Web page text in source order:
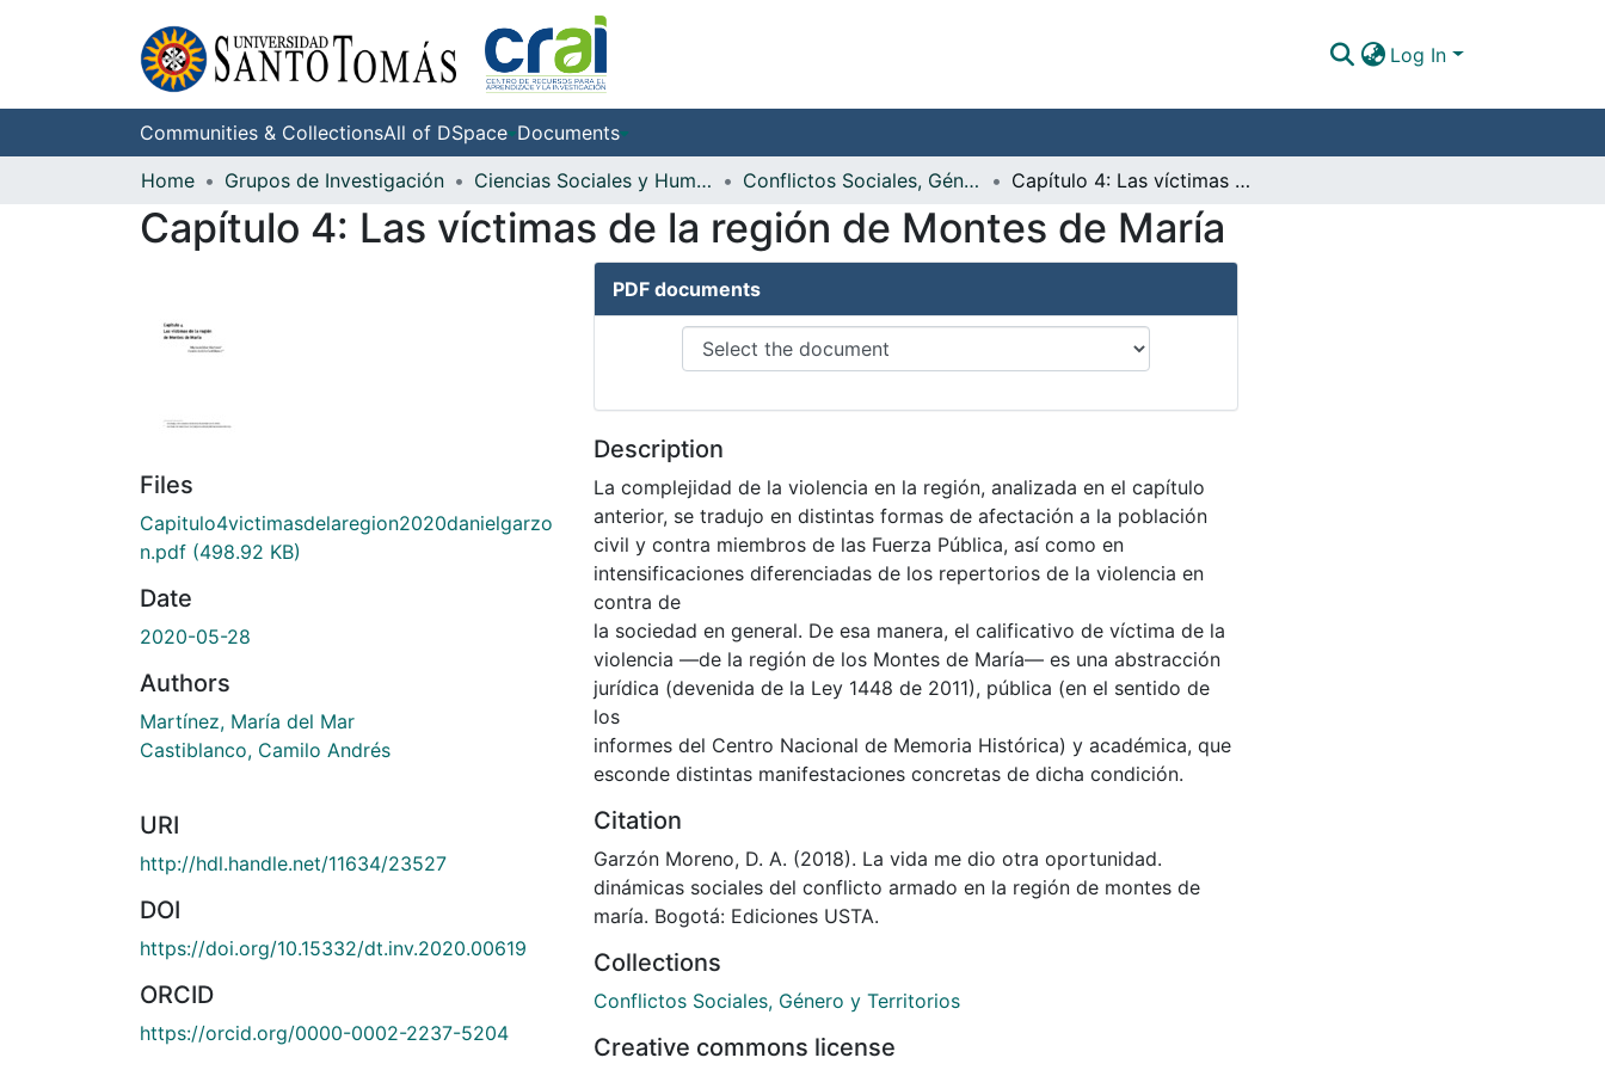
Log In
Communities & CollectionsAll of DSpace Documents
Home
Grupos de Investigación Ciencias Sociales y Humanidades Conflictos Sociales, Género y Territorios Capítulo 4: Las víctimas de la región de Montes de María
Capítulo 4: Las víctimas de la región de Montes de María
Files
Capitulo4victimasdelaregion2020danielgarzo
n.pdf (498.92 KB)
Date
2020-05-28
Authors
Martínez, María del Mar
Castiblanco, Camilo Andrés
URI
http://hdl.handle.net/11634/23527
DOI
https://doi.org/10.15332/dt.inv.2020.00619
ORCID
https://orcid.org/0000-0002-2237-5204
PDF documents
Description
La complejidad de la violencia en la región, analizada en el capítulo
anterior, se tradujo en distintas formas de afectación a la población
civil y contra miembros de las Fuerza Pública, así como en
intensificaciones diferenciadas de los repertorios de la violencia en
contra de
la sociedad en general. De esa manera, el calificativo de víctima de la
violencia —de la región de los Montes de María— es una abstracción
jurídica (devenida de la Ley 1448 de 2011), pública (en el sentido de
los
informes del Centro Nacional de Memoria Histórica) y académica, que
esconde distintas manifestaciones concretas de dicha condición.
Citation
Garzón Moreno, D. A. (2018). La vida me dio otra oportunidad.
dinámicas sociales del conflicto armado en la región de montes de
maría. Bogotá: Ediciones USTA.
Collections
Conflictos Sociales, Género y Territorios
Creative commons license